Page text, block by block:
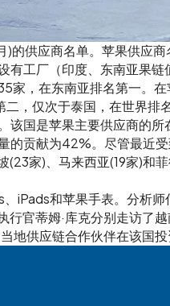
供应商名单。苹果供应
工厂（印度、东南亚果链
家，在东南亚排名第一。
，仅次于泰国，在世界排名
国是苹果主要供应商的所
贡献为42%。尽管最近
家)、马来西亚(19家)和
iPads和苹果手表。分
官蒂姆·库克分别走访了
地供应链合作伙伴在该国